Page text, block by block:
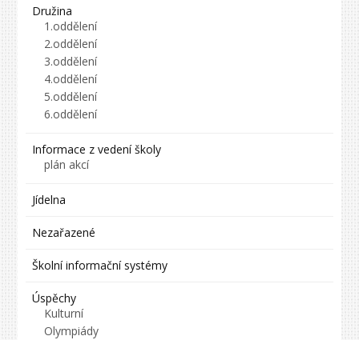
Družina
1.oddělení
2.oddělení
3.oddělení
4.oddělení
5.oddělení
6.oddělení
Informace z vedení školy
plán akcí
Jídelna
Nezařazené
Školní informační systémy
Úspěchy
Kulturní
Olympiády